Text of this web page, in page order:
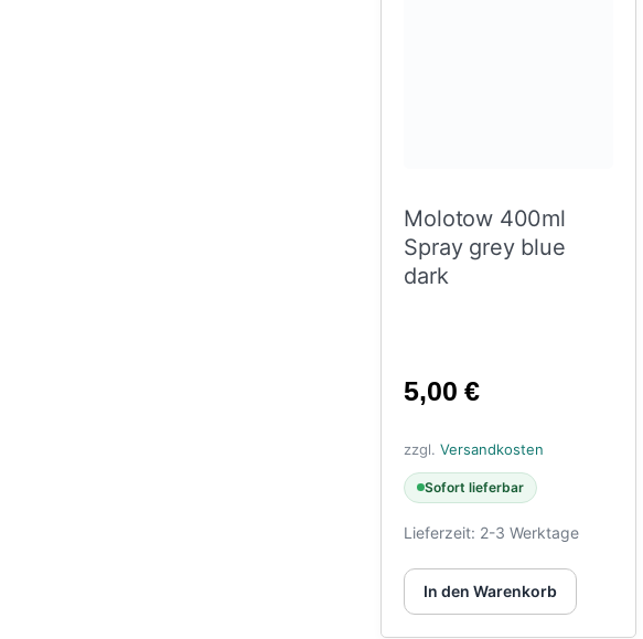
Molotow 400ml
Spray grey blue
dark
5,00€
zzgl.Versandkosten
Sofort lieferbar
Lieferzeit: 2-3 Werktage
In den Warenkorb